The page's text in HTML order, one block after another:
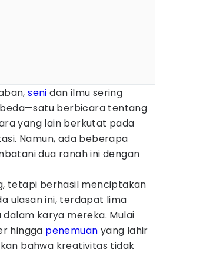
seni dan ilmu sering
berbicara tentang
yang lain berkutat pada
Namun, ada beberapa
dua ranah ini dengan
tetapi berhasil menciptakan
ulasan ini, terdapat lima
karya mereka. Mulai
hingga penemuan yang lahir
bahwa kreativitas tidak